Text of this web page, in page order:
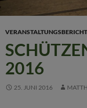
VERANSTALTUNGSBERICHT
2016
25. JUNI 2016